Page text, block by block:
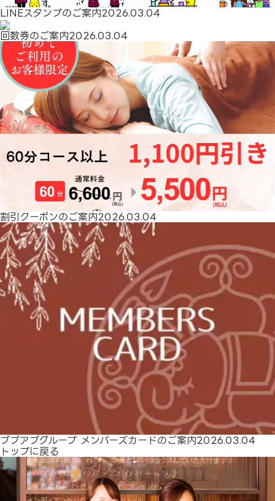
LINEスタンプのご案内2026.03.04
回数券のご案内2026.03.04
割引クーポンのご案内2026.03.04
ブブアブグループ メンバーズカードのご案内2026.03.04
トップに戻る